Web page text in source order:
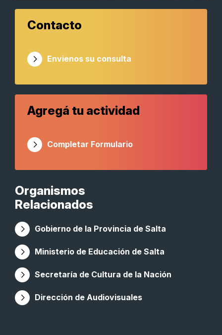
Organismos
Relacionados
Gobierno de la Provincia de Salta
Ministerio de Educación de Salta
Secretaría de Cultura de la Nación
Dirección de Audiovisuales
Contacto
Envienos su consulta
Agregá tu actividad
Completar Formulario